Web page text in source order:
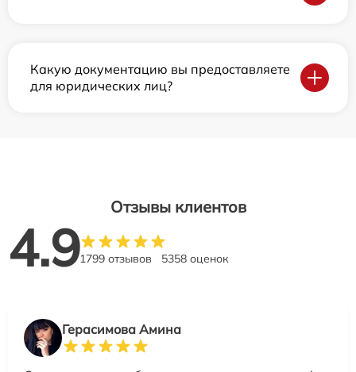
Какую документацию вы предоставляете
для юридических лиц?
Отзывы клиентов
4.91799 отзывов 5358 оценок
Герасимова Амина